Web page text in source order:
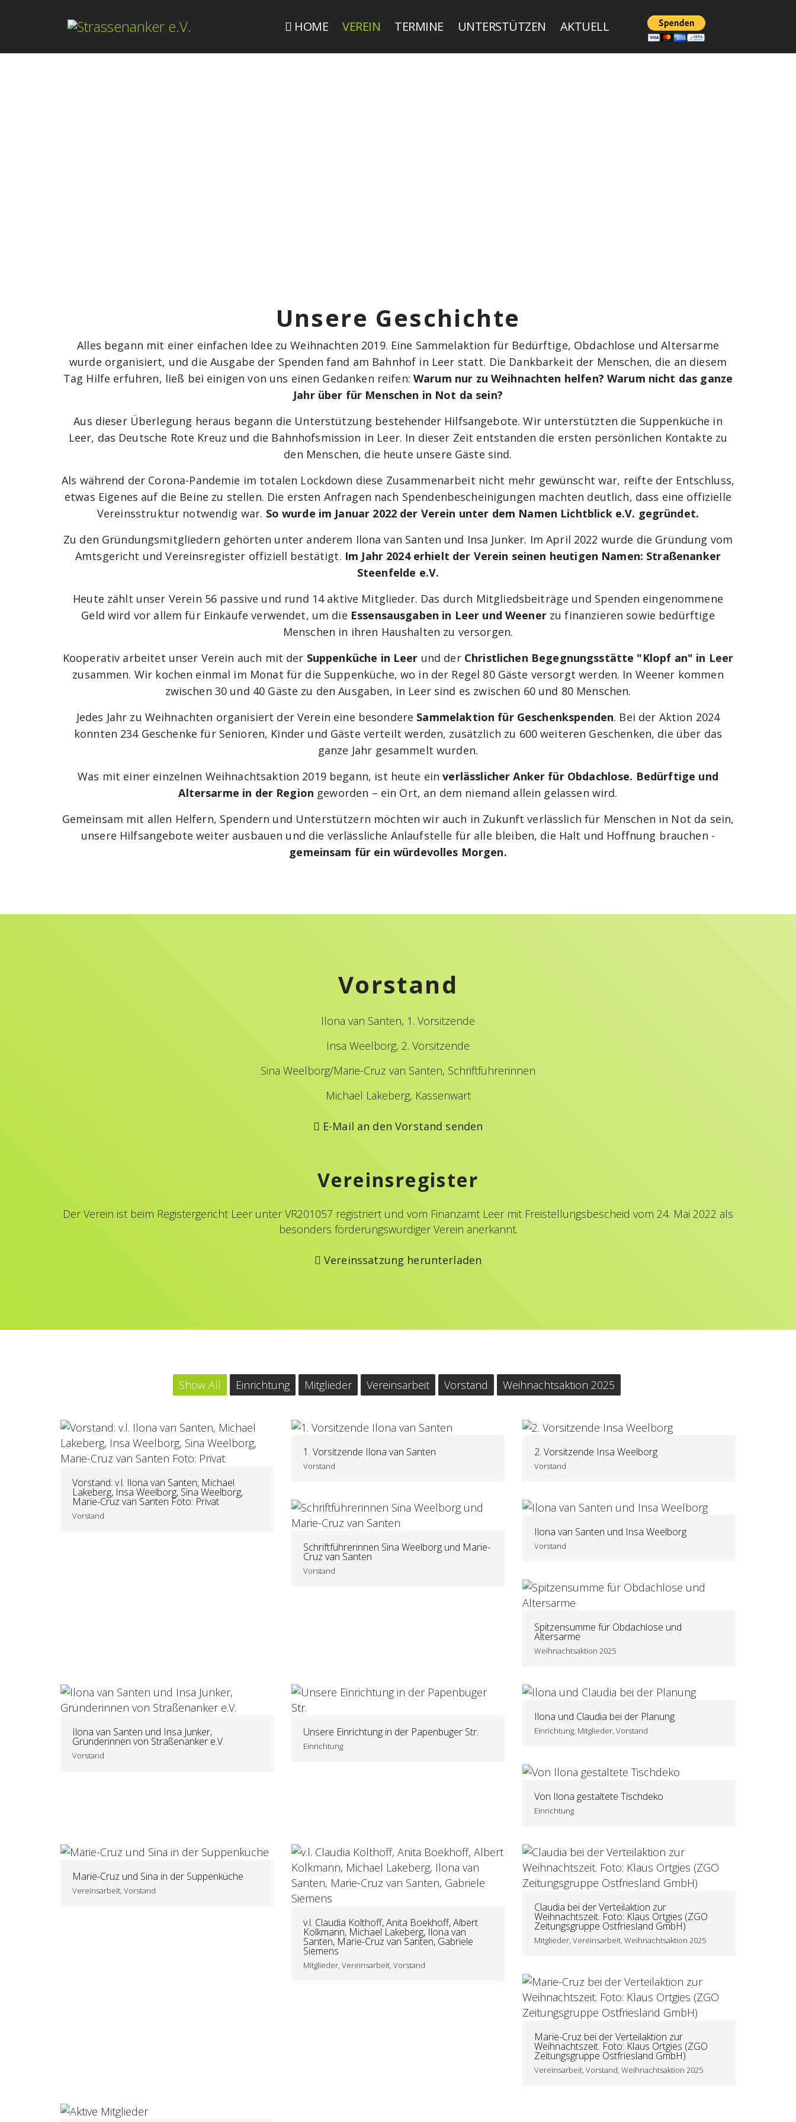
HOME VEREIN TERMINE UNTERSTÜTZEN AKTUELL
Unsere Geschichte
Alles begann mit einer einfachen Idee zu Weihnachten 2019. Eine Sammelaktion für Bedürftige, Obdachlose und Altersarme
wurde organisiert, und die Ausgabe der Spenden fand am Bahnhof in Leer statt. Die Dankbarkeit der Menschen, die an diesem
Tag Hilfe erfuhren, ließ bei einigen von uns einen Gedanken reifen:Warum nur zu Weihnachten helfen? Warum nicht das ganze
Jahr über für Menschen in Not da sein?
Aus dieser Überlegung heraus begann die Unterstützung bestehender Hilfsangebote. Wir unterstützten die Suppenküche in
Leer, das Deutsche Rote Kreuz und die Bahnhofsmission in Leer. In dieser Zeit entstanden die ersten persönlichen Kontakte zu
den Menschen, die heute unsere Gäste sind.
Als während der Corona-Pandemie im totalen Lockdown diese Zusammenarbeit nicht mehr gewünscht war, reifte der Entschluss,
etwas Eigenes auf die Beine zu stellen. Die ersten Anfragen nach Spendenbescheinigungen machten deutlich, dass eine offizielle
Vereinsstruktur notwendig war. So wurde im Januar 2022 der Verein unter dem Namen Lichtblick e.V. gegründet.
Zu den Gründungsmitgliedern gehörten unter anderem Ilona van Santen und Insa Junker. Im April 2022 wurde die Gründung vom
Amtsgericht und Vereinsregister offiziell bestätigt. Im Jahr 2024 erhielt der Verein seinen heutigen Namen: Straßenanker
Steenfelde e.V.
Heute zählt unser Verein 56 passive und rund 14 aktive Mitglieder. Das durch Mitgliedsbeiträge und Spenden eingenommene
Geld wird vor allem für Einkäufe verwendet, um die Essensausgaben in Leer und Weener zu finanzieren sowie bedürftige
Menschen in ihren Haushalten zu versorgen.
Kooperativ arbeitet unser Verein auch mit der Suppenküche in Leer und der Christlichen Begegnungsstätte "Klopf an" in Leer
zusammen. Wir kochen einmal im Monat für die Suppenküche, wo in der Regel 80 Gäste versorgt werden. In Weener kommen
zwischen 30 und 40 Gäste zu den Ausgaben, in Leer sind es zwischen 60 und 80 Menschen.
Jedes Jahr zu Weihnachten organisiert der Verein eine besondere Sammelaktion für Geschenkspenden. Bei der Aktion 2024
konnten 234 Geschenke für Senioren, Kinder und Gäste verteilt werden, zusätzlich zu 600 weiteren Geschenken, die über das
ganze Jahr gesammelt wurden.
Was mit einer einzelnen Weihnachtsaktion 2019 begann, ist heute einverlässlicher Anker für Obdachlose. Bedürftige und
Altersarme in der Region geworden – ein Ort, an dem niemand allein gelassen wird.
Gemeinsam mit allen Helfern, Spendern und Unterstützern möchten wir auch in Zukunft verlässlich für Menschen in Not da sein,
unsere Hilfsangebote weiter ausbauen und die verlässliche Anlaufstelle für alle bleiben, die Halt und Hoffnung brauchen -
gemeinsam für ein würdevolles Morgen.
Vorstand
Ilona van Santen, 1. Vorsitzende
Insa Weelborg, 2. Vorsitzende
Sina Weelborg/Marie-Cruz van Santen, Schriftführerinnen
Michael Lakeberg, Kassenwart
E-Mail an den Vorstand senden
Vereinsregister
Der Verein ist beim Registergericht Leer unter VR201057 registriert und vom Finanzamt Leer mit Freistellungsbescheid vom 24. Mai 2022 als
besonders förderungswürdiger Verein anerkannt.
Vereinssatzung herunterladen
Show All Einrichtung Mitglieder Vereinsarbeit Vorstand Weihnachtsaktion 2025
Vorstand: v.l. Ilona van Santen, Michael
Lakeberg, Insa Weelborg, Sina Weelborg,
Marie-Cruz van Santen Foto: Privat
Vorstand
1. Vorsitzende Ilona van Santen
Vorstand
2. Vorsitzende Insa Weelborg
Vorstand
Schriftführerinnen Sina Weelborg und Marie-
Cruz van Santen
Vorstand
Ilona van Santen und Insa Weelborg
Vorstand
Spitzensumme für Obdachlose und
Altersarme
Weihnachtsaktion 2025
Ilona van Santen und Insa Junker,
Gründerinnen von Straßenanker e.V.
Vorstand
Unsere Einrichtung in der Papenbuger Str.
Einrichtung
Ilona und Claudia bei der Planung
Einrichtung, Mitglieder, Vorstand
Von Ilona gestaltete Tischdeko
Einrichtung
Marie-Cruz und Sina in der Suppenküche
Vereinsarbeit, Vorstand
v.l. Claudia Kolthoff, Anita Boekhoff, Albert
Kolkmann, Michael Lakeberg, Ilona van
Santen, Marie-Cruz van Santen, Gabriele
Siemens
Mitglieder, Vereinsarbeit, Vorstand
Claudia bei der Verteilaktion zur
Weihnachtszeit. Foto: Klaus Ortgies (ZGO
Zeitungsgruppe Ostfriesland GmbH)
Mitglieder, Vereinsarbeit, Weihnachtsaktion 2025
Marie-Cruz bei der Verteilaktion zur
Weihnachtszeit. Foto: Klaus Ortgies (ZGO
Zeitungsgruppe Ostfriesland GmbH)
Vereinsarbeit, Vorstand, Weihnachtsaktion 2025